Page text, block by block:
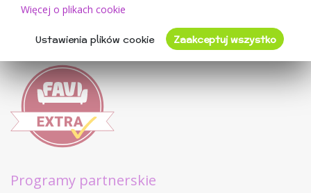
Kontakty
Oceny klientów
Programy partnerskie
Więcej o plikach cookie
Ustawienia plików cookie Zaakceptuj wszystko